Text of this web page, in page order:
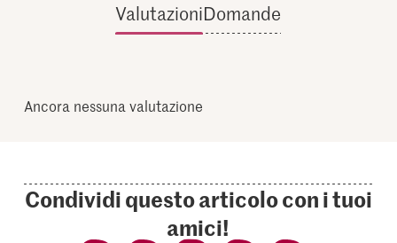
ValutazioniDomande
Ancora nessuna valutazione
Condividi questo articolo con i tuoi
amici!